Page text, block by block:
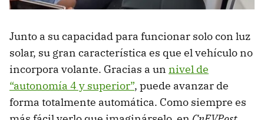
Junto a su capacidad para funcionar solo con luz
solar, su gran característica es que el vehículo no
incorpora volante. Gracias a un nivel de
“autonomía 4 y superior”, puede avanzar de
forma totalmente automática. Como siempre es